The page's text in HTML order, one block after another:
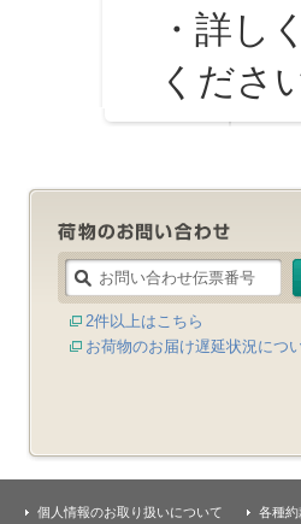
・詳し
くださ
2件以上はこちら
お荷物のお届け遅延状況につ
個人情報のお取り扱いについて 各種約